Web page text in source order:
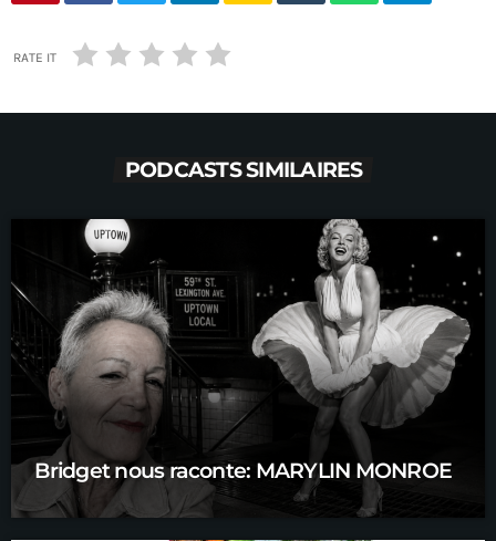
RATE IT
PODCASTS SIMILAIRES
Bridget nous raconte: MARYLIN MONROE